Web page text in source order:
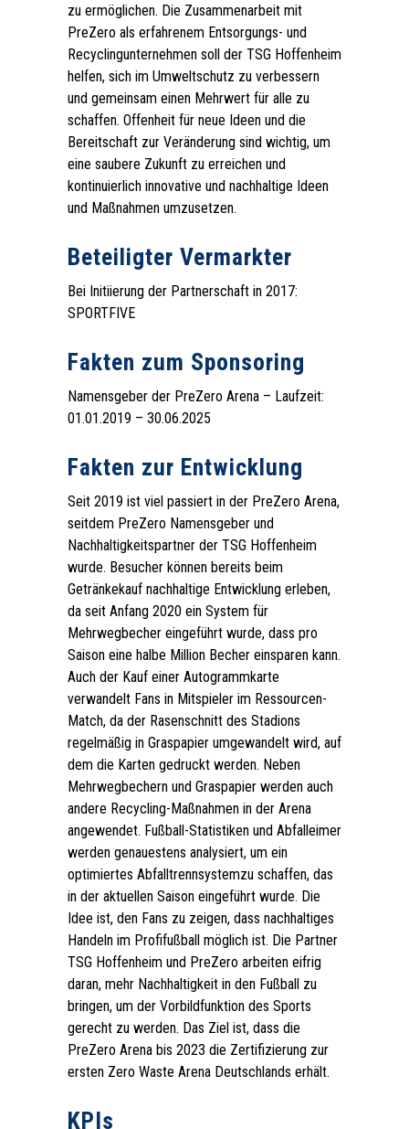
zu ermöglichen. Die Zusammenarbeit mit
PreZero als erfahrenem Entsorgungs- und
Recyclingunternehmen soll der TSG Hoffenheim
helfen, sich im Umweltschutz zu verbessern
und gemeinsam einen Mehrwert für alle zu
schaffen. Offenheit für neue Ideen und die
Bereitschaft zur Veränderung sind wichtig, um
eine saubere Zukunft zu erreichen und
kontinuierlich innovative und nachhaltige Ideen
und Maßnahmen umzusetzen.
Beteiligter Vermarkter
Bei Initiierung der Partnerschaft in 2017:
SPORTFIVE
Fakten zum Sponsoring
Namensgeber der PreZero Arena – Laufzeit:
01.01.2019 – 30.06.2025
Fakten zur Entwicklung
Seit 2019 ist viel passiert in der PreZero Arena,
seitdem PreZero Namensgeber und
Nachhaltigkeitspartner der TSG Hoffenheim
wurde. Besucher können bereits beim
Getränkekauf nachhaltige Entwicklung erleben,
da seit Anfang 2020 ein System für
Mehrwegbecher eingeführt wurde, dass pro
Saison eine halbe Million Becher einsparen kann.
Auch der Kauf einer Autogrammkarte
verwandelt Fans in Mitspieler im Ressourcen-
Match, da der Rasenschnitt des Stadions
regelmäßig in Graspapier umgewandelt wird, auf
dem die Karten gedruckt werden. Neben
Mehrwegbechern und Graspapier werden auch
andere Recycling-Maßnahmen in der Arena
angewendet. Fußball-Statistiken und Abfalleimer
werden genauestens analysiert, um ein
optimiertes Abfalltrennsystemzu schaffen, das
in der aktuellen Saison eingeführt wurde. Die
Idee ist, den Fans zu zeigen, dass nachhaltiges
Handeln im Profifußball möglich ist. Die Partner
TSG Hoffenheim und PreZero arbeiten eifrig
daran, mehr Nachhaltigkeit in den Fußball zu
bringen, um der Vorbildfunktion des Sports
gerecht zu werden. Das Ziel ist, dass die
PreZero Arena bis 2023 die Zertifizierung zur
ersten Zero Waste Arena Deutschlands erhält.
KPIs